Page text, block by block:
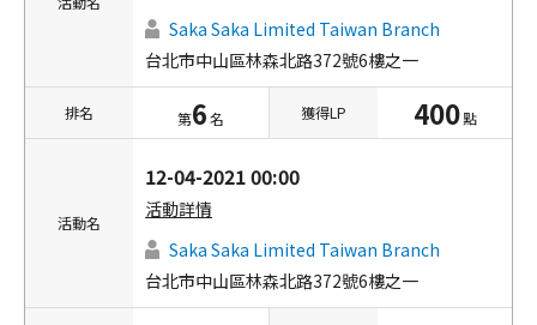
Saka Saka Limited Taiwan Branch
台北市中山區林森北路372號6樓之一
排名 第6名 獲得LP 400點
活動名
12-04-2021 00:00
活動詳情
Saka Saka Limited Taiwan Branch
台北市中山區林森北路372號6樓之一